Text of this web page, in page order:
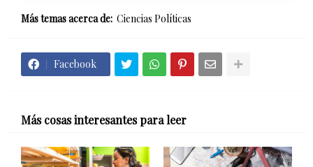
Más temas acerca de: Ciencias Políticas
Facebook
Más cosas interesantes para leer